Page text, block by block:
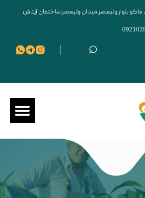
⌕
ماکو بلوار وليعصر ميدان وليعصر ساختمان آیتاش